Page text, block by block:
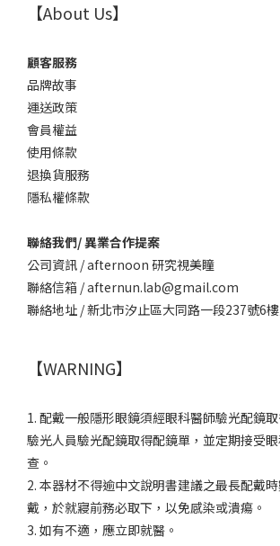
【About Us】
顧客服務
品牌故事
運送政策
會員權益
使用條款
退換貨服務
隱私權條款
聯絡我們/ 異業合作提案
公司資訊 / afternoon 研究視美瞳
聯絡信箱 / afternun.lab@gmail.com
聯絡地址 / 新北市汐止區大同路一段237號6
【WARNING】
1. 配戴一般隱形眼鏡須經眼科醫師驗光配鏡
驗光人員驗光配鏡取得配鏡單，並定期接受
查。
2. 本器材不得逾中文說明書建議之最長配戴
戴，於就寢前務必取下，以免感染或潰瘍。
3. 如有不適，應立即就醫。